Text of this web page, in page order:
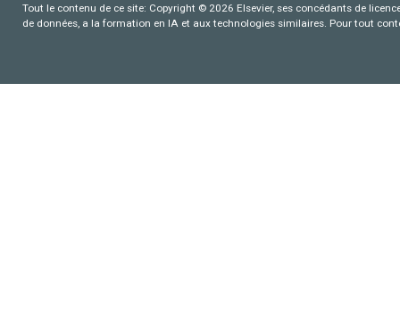
Tout le contenu de ce site: Copyright © 2026 Elsevier, ses concédants de
de données, a la formation en IA et aux technologies similaires. Pour tout